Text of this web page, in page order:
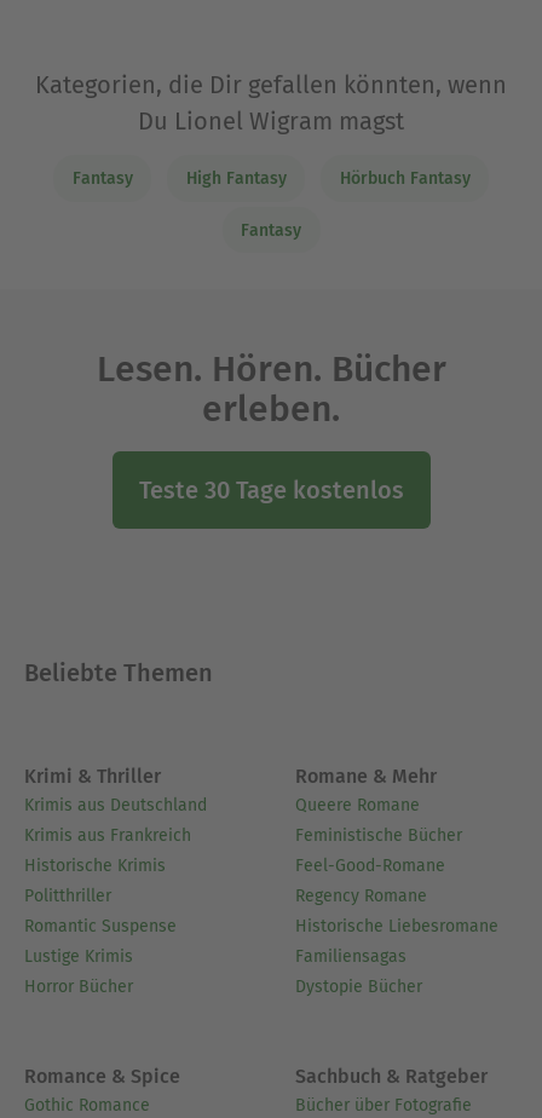
Kategorien, die Dir gefallen könnten, wenn
Du Lionel Wigram magst
Fantasy High Fantasy Hörbuch Fantasy
Fantasy
Lesen. Hören. Bücher
erleben.
Teste 30 Tage kostenlos
Beliebte Themen
Krimi & Thriller
Krimis aus Deutschland
Krimis aus Frankreich
Historische Krimis
Politthriller
Romantic Suspense
Lustige Krimis
Horror Bücher
Romane & Mehr
Queere Romane
Feministische Bücher
Feel-Good-Romane
Regency Romane
Historische Liebesromane
Familiensagas
Dystopie Bücher
Romance & Spice
Gothic Romance
Sachbuch & Ratgeber
Bücher über Fotografie